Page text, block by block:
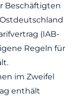
Beschäftigten
(IAB-
Regeln für
im Zweifel
enthält